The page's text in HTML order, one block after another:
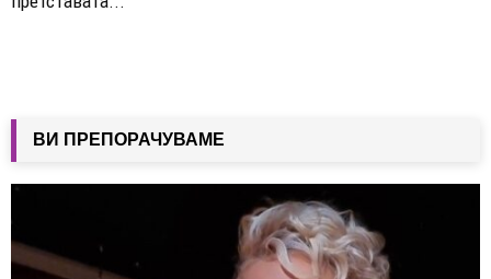
ВИ ПРЕПОРАЧУВАМЕ